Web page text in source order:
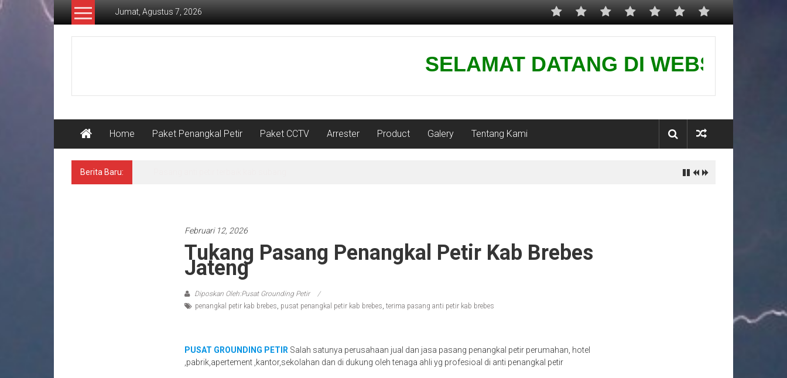
Lompat
ke
Jumat, Agustus 7, 2026
Petir
SELAMAT DATANG DI WEBSITE
Home Paket Penangkal Petir Paket CCTV Arrester Product Galery Tentang Kami
Berita Baru:
Februari 12, 2026
Tukang Pasang Penangkal Petir Kab Brebes
Jateng
Diposkan Oleh:Pusat Grounding Petir
penangkal petir kab brebes, pusat penangkal petir kab brebes, terima pasang anti petir kab brebes
PUSAT GROUNDING PETIR Salah satunya perusahaan jual dan jasa pasang penangkal petir perumahan, hotel
,pabrik,apertement ,kantor,sekolahan dan di dukung oleh tenaga ahli yg profesioal di anti penangkal petir